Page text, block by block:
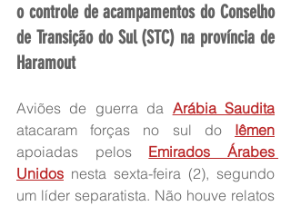
o controle de acampamentos do Conselho
de Transição do Sul (STC) na província de
Haramout
Aviões de guerra da Arábia Saudita
atacaram forças no sul do Iêmen
apoiadas pelos Emirados Árabes
Unidos nesta sexta-feira (2), segundo
um líder separatista. Não houve relatos